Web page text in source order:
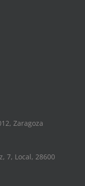
Zaragoza
7, Local, 28600